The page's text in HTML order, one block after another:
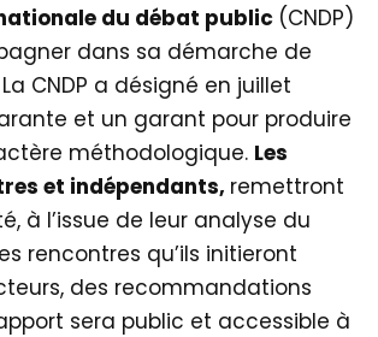
du débat public (CNDP)
dans sa démarche de
CNDP a désigné en juillet
et un garant pour produire
méthodologique. Les
et indépendants, remettront
à l’issue de leur analyse du
rencontres qu’ils initieront
des recommandations
sera public et accessible à